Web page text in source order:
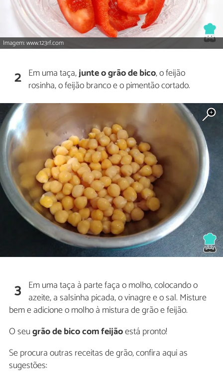
Imagem: www.123rf.com
2 Em uma taça,junte o grão de bico, o feijão
rosinha, o feijão branco e o pimentão cortado.
3 Em uma taça à parte faça o molho, colocando o
azeite, a salsinha picada, o vinagre e o sal. Misture
bem e adicione o molho à mistura de grão e feijão.
O seugrão de bico com feijãoestá pronto!
Se procura outras receitas de grão, confira aqui as
sugestões: